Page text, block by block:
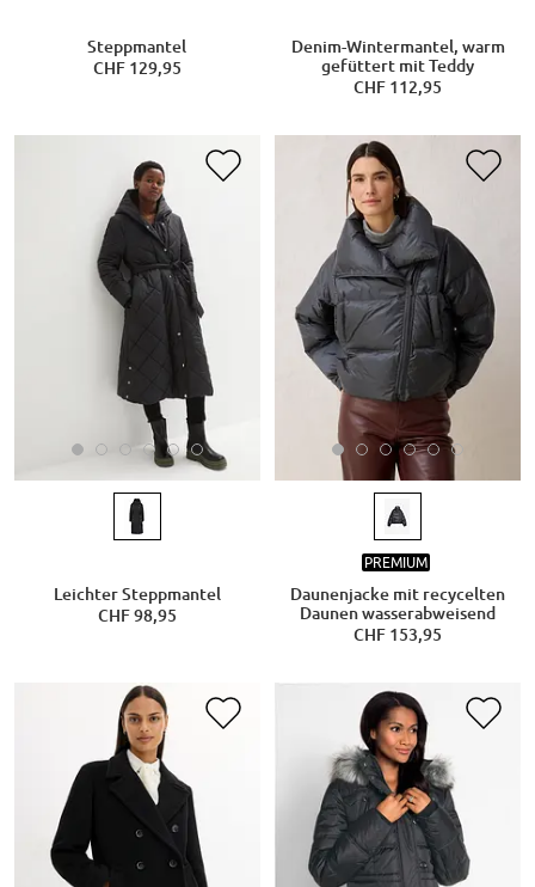
Steppmantel
CHF 129,95
Denim-Wintermantel, warm
gefüttert mit Teddy
CHF 112,95
Leichter Steppmantel
CHF 98,95
PREMIUM
Daunenjacke mit recycelten
Daunen wasserabweisend
CHF 153,95